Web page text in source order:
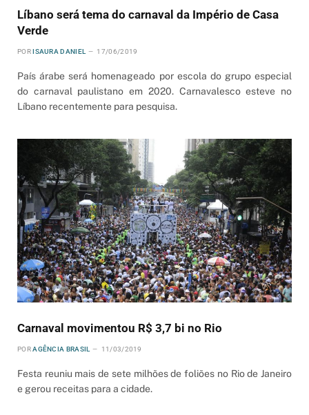
Líbano será tema do carnaval da Império de Casa
Verde
POR ISAURA DANIEL 17/06/2019
País árabe será homenageado por escola do grupo especial
do carnaval paulistano em 2020. Carnavalesco esteve no
Líbano recentemente para pesquisa.
Carnaval movimentou R$ 3,7 bi no Rio
POR AGÊNCIA BRASIL 11/03/2019
Festa reuniu mais de sete milhões de foliões no Rio de Janeiro
e gerou receitas para a cidade.